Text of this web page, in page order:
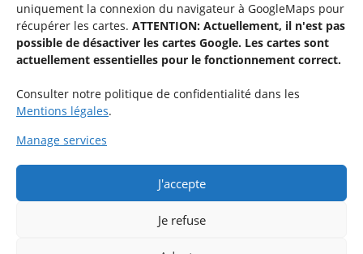
uniquement la connexion du navigateur à GoogleMaps pour
récupérer les cartes. ATTENTION: Actuellement, il n'est pas
possible de désactiver les cartes Google. Les cartes sont
actuellement essentielles pour le fonctionnement correct.
Consulter notre politique de confidentialité dans les
Mentions légales.
Manage services
J'accepte
Je refuse
Service national de la jeunesse
48-50 rue Charles Martel
Rejoignez le groupe « Aide-Animateur / Animateur / Aide-